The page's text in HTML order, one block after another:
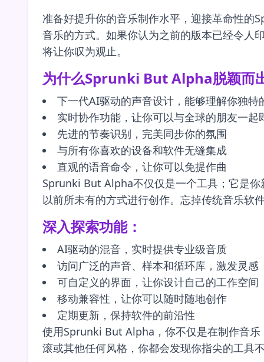
准备好提升你的音乐制作水平，迎接革命性
音乐的方式。如果你认为之前的版本已经令人
将让你叹为观止。
为什么Sprunki But Alpha脱颖而
下一代AI驱动的声音设计，能够理解你独特
实时协作功能，让你可以与全球的朋友一起
先进的节奏识别，完美同步你的氛围
与所有你喜欢的设备和软件无缝集成
直观的语音命令，让你可以免提作曲
Sprunki But Alpha不仅仅是一个工具；它是
以前所未有的方式进行创作。忘掉传统音乐
深入探索功能：
AI驱动的混音，实时提供专业级音质
访问广泛的声音、样本和循环库，激发灵感
可自定义的界面，让你设计自己的工作空间
移动兼容性，让你可以随时随地创作
定期更新，保持软件的前沿性
使用Sprunki But Alpha，你不仅是在制作音乐
滚或其他任何风格，你都会发现你指尖的工具